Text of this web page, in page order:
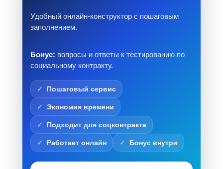
Удобный онлайн-конструктор с пошаговым
заполнением.
Бонус: вопросы и ответы к тестированию по
социальному контракту.
Пошаговый сервис
Экономия времени
Подходит для соцконтракта
Работает онлайн Бонус внутри